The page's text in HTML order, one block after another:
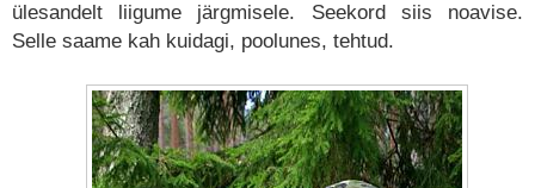
ülesandelt liigume järgmisele. Seekord siis noavise.
Selle saame kah kuidagi, poolunes, tehtud.